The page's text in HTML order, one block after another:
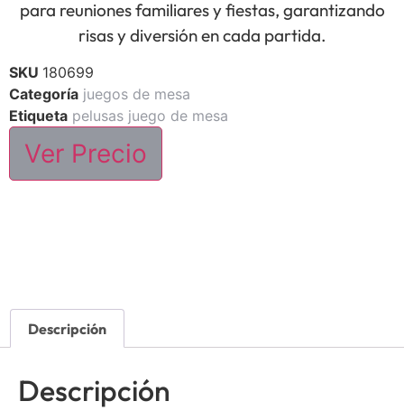
para reuniones familiares y fiestas, garantizando
risas y diversión en cada partida.
SKU 180699
Categoría juegos de mesa
Etiqueta pelusas juego de mesa
Ver Precio
Descripción
Descripción